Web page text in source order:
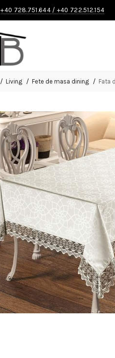
+40 728.751.644/ +40 722.512.154
Living Fete de masa dining Fata